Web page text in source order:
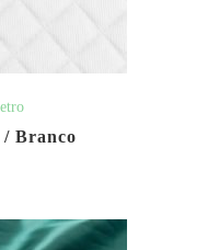
/ Branco